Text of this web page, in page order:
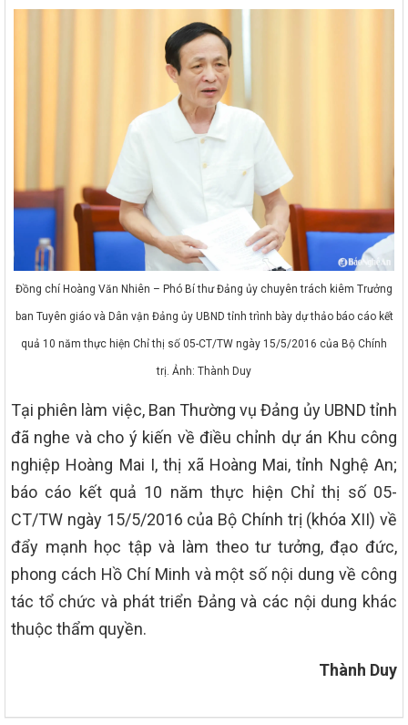
Đồng chí Hoàng Văn Nhiên – Phó Bí thư Đảng ủy chuyên trách kiêm Trưởng
ban Tuyên giáo và Dân vận Đảng ủy UBND tỉnh trình bày dự thảo báo cáo kết
quả 10 năm thực hiện Chỉ thị số 05-CT/TW ngày 15/5/2016 của Bộ Chính
trị. Ảnh: Thành Duy
Tại phiên làm việc, Ban Thường vụ Đảng ủy UBND tỉnh
đã nghe và cho ý kiến về điều chỉnh dự án Khu công
nghiệp Hoàng Mai I, thị xã Hoàng Mai, tỉnh Nghệ An;
báo cáo kết quả 10 năm thực hiện Chỉ thị số 05-
CT/TW ngày 15/5/2016 của Bộ Chính trị (khóa XII) về
đẩy mạnh học tập và làm theo tư tưởng, đạo đức,
phong cách Hồ Chí Minh và một số nội dung về công
tác tổ chức và phát triển Đảng và các nội dung khác
thuộc thẩm quyền.
Thành Duy